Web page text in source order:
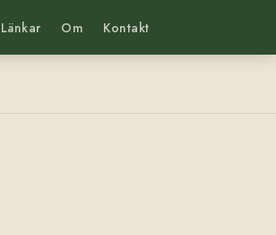
Länkar Om Kontakt